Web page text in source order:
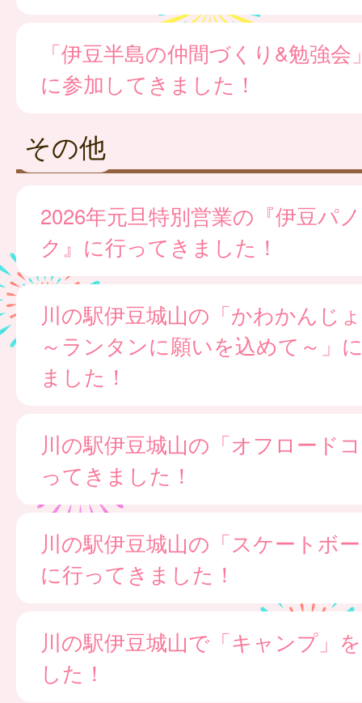
「伊豆半島の仲間づくり&勉強会
に参加してきました！
その他
2026年元旦特別営業の『伊豆パ
ク』に行ってきました！
川の駅伊豆城山の「かわかんじ
～ランタンに願いを込めて～」
ました！
川の駅伊豆城山の「オフロード
ってきました！
川の駅伊豆城山の「スケートボ
に行ってきました！
川の駅伊豆城山で「キャンプ」
した！